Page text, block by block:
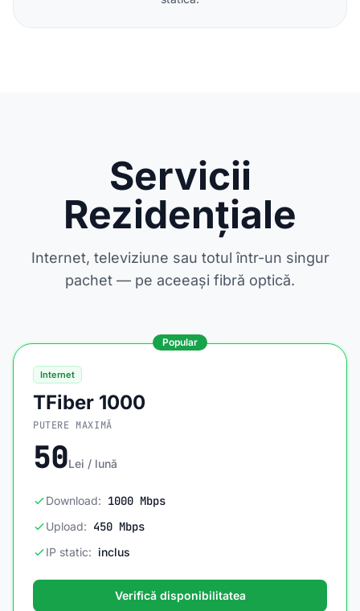
Servicii
Rezidențiale
Internet, televiziune sau totul într-un singur
pachet — pe aceeași fibră optică.
Popular
Internet
TFiber 1000
PUTERE MAXIMĂ
50Lei / lună
Download: 1000 Mbps
Upload: 450 Mbps
IP static: inclus
Verifică disponibilitatea